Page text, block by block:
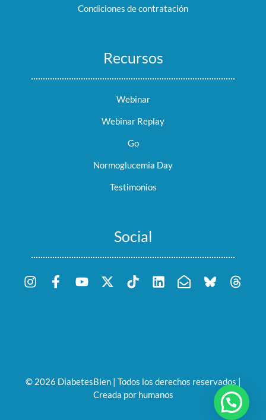
Condiciones de contratación
Recursos
Webinar
Webinar Replay
Go
Normoglucemia Day
Testimonios
Social
© 2026 DiabetesBien | Todos los derechos reservados |
Creada por humanos